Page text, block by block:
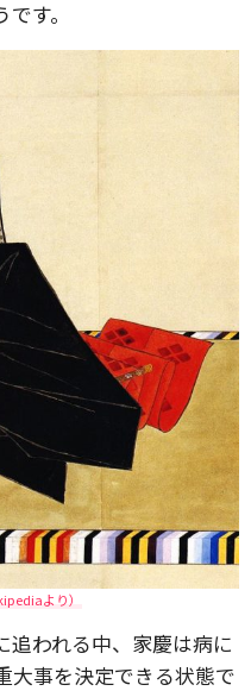
す。
より）
追われる中、家慶は病に
大事を決定できる状態で